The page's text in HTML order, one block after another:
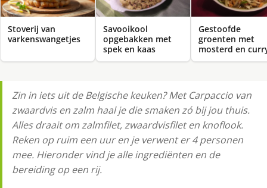
Stoverij van
varkenswangetjes
Savooikool
opgebakken met
spek en kaas
Gestoofde
groenten met
mosterd en
Zin in iets uit de Belgische keuken? Met Carpaccio van
zwaardvis en zalm haal je die smaken zó bij jou thuis.
Alles draait om zalmfilet, zwaardvisfilet en knoflook.
Reken op ruim een uur en je verwent er 4 personen
mee. Hieronder vind je alle ingrediënten en de
bereiding op een rij.